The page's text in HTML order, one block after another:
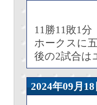
11勝11敗1分
ホークスに
後の2試合は
2024年09